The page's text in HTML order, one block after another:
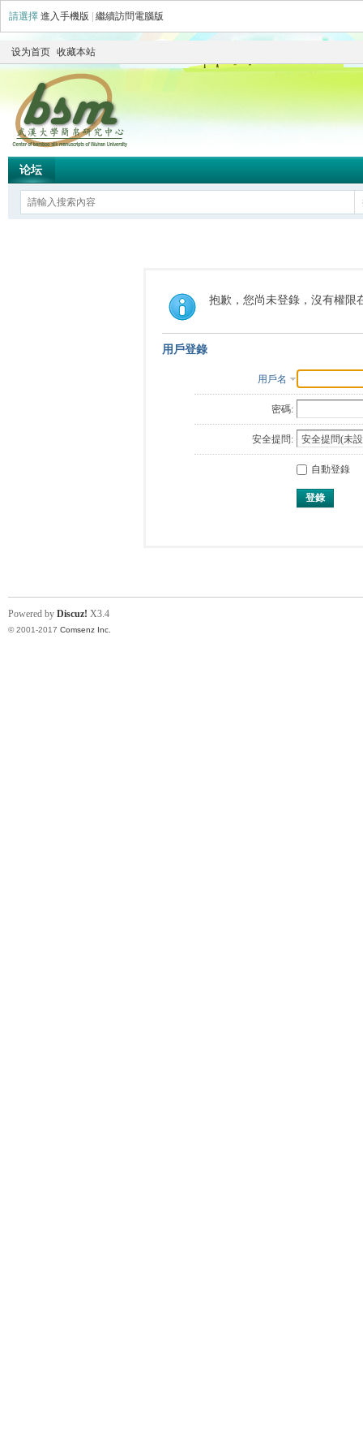
請選擇 進入手機版 繼續訪問電腦版
设为首页 收藏本站
论坛
抱歉，您尚未登錄，沒有權限
用戶登錄
用戶名
密碼:
安全提問:
自動登錄
登錄
Powered by Discuz! X3.4
© 2001-2017 Comsenz Inc.